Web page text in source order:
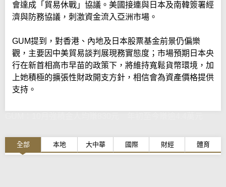
會達成「貿易休戰」協議。美國接連與日本及南韓簽署經
濟與防務協議，刺激資金流入亞洲市場。
GUM提到，對香港、內地及日本股票基金前景仍偏樂
觀，主要因中美貿易談判展現務實態度；市場預期日本央
行在新首相高市早苗的政策下，將維持寬鬆貨幣環境，加
上她積極的擴張性財政開支方針，相信會為資產價格提供
支持。
全部 本地 大中華 國際 財經 體育